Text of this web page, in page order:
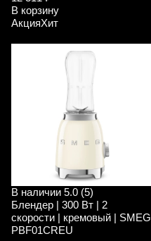
В корзину
АкцияХит
В наличии 5.0 (5)
Блендер | 300 Вт | 2
скорости | кремовый | SMEG
PBF01CREU